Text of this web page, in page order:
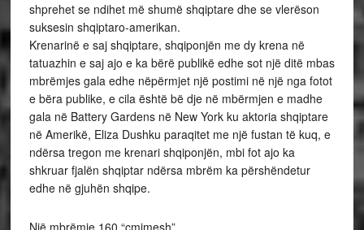
shprehet se ndihet më shumë shqiptare dhe se vlerëson
suksesin shqiptaro-amerikan.
Krenarinë e saj shqiptare, shqiponjën me dy krena në
tatuazhin e saj ajo e ka bërë publikë edhe sot një ditë mbas
mbrëmjes gala edhe nëpërmjet një postimi në një nga fotot
e bëra publike, e cila është bë dje në mbërmjen e madhe
gala në Battery Gardens në New York ku aktoria shqiptare
në Amerikë, Eliza Dushku paraqitet me një fustan të kuq, e
ndërsa tregon me krenari shqiponjën, mbi fot ajo ka
shkruar fjalën shqiptar ndërsa mbrëm ka përshëndetur
edhe në gjuhën shqipe.
Një mbrëmje 160 “çmimesh”